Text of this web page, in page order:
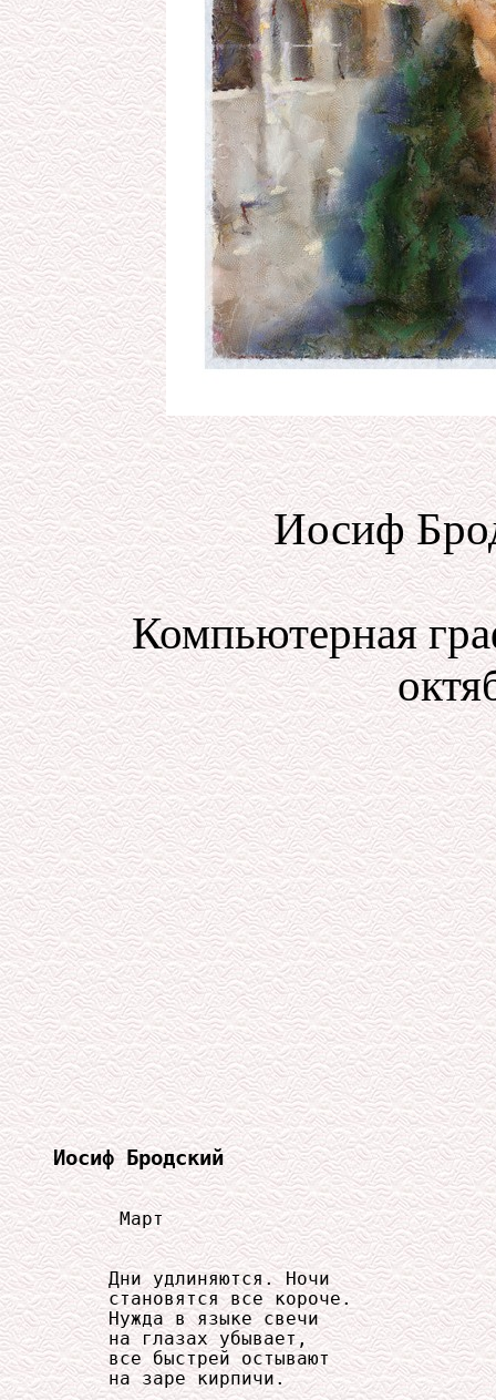
Иосиф
Компьютерная
Иосиф Бродский
      Март
     Дни удлиняются. Ночи
     становятся все короче.
     Нужда в языке свечи
     на глазах убывает,
     все быстрей остывают
     на заре кирпичи.